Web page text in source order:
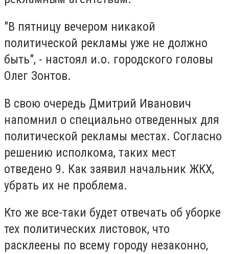
"В пятницу вечером никакой
политической рекламы уже не должно
быть", - настоял и.о. городского головы
Олег Зонтов.
В свою очередь Дмитрий Иванович
напомнил о специально отведенных для
политической рекламы местах. Согласно
решению исполкома, таких мест
отведено 9. Как заявил начальник ЖКХ,
убрать их не проблема.
Кто же все-таки будет отвечать об уборке
тех политических листовок, что
расклеены по всему городу незаконно,